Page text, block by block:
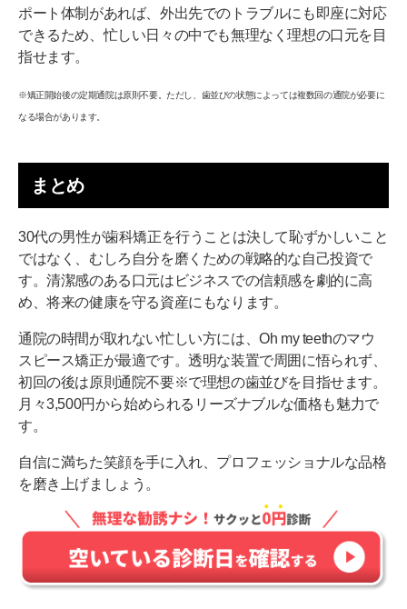
ポート体制があれば、外出先でのトラブルにも即座に対応
できるため、忙しい日々の中でも無理なく理想の口元を目
指せます。
※矯正開始後の定期通院は原則不要。ただし、歯並びの状態によっては複数回の通院が必要に
なる場合があります。
まとめ
30代の男性が歯科矯正を行うことは決して恥ずかしいこと
ではなく、むしろ自分を磨くための戦略的な自己投資で
す。清潔感のある口元はビジネスでの信頼感を劇的に高
め、将来の健康を守る資産にもなります。
通院の時間が取れない忙しい方には、Oh my teethのマウ
スピース矯正が最適です。透明な装置で周囲に悟られず、
初回の後は原則通院不要※で理想の歯並びを目指せます。
月々3,500円から始められるリーズナブルな価格も魅力で
す。
自信に満ちた笑顔を手に入れ、プロフェッショナルな品格
を磨き上げましょう。